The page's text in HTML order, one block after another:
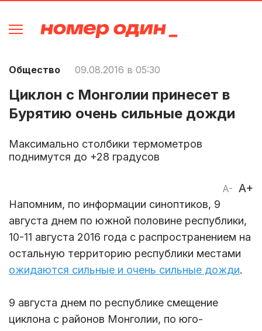
Общество 09.08.2016 в 05:30
Циклон с Монголии принесет в
Бурятию очень сильные дожди
Максимально столбики термометров
поднимутся до +28 градусов
A- A+
Напомним, по информации синоптиков, 9
августа днем по южной половине республики,
10-11 августа 2016 года с распространением на
остальную территорию республики местами
ожидаются сильные и очень сильные дожди.
9 августа днем по республике смещение
циклона с районов Монголии, по юго-